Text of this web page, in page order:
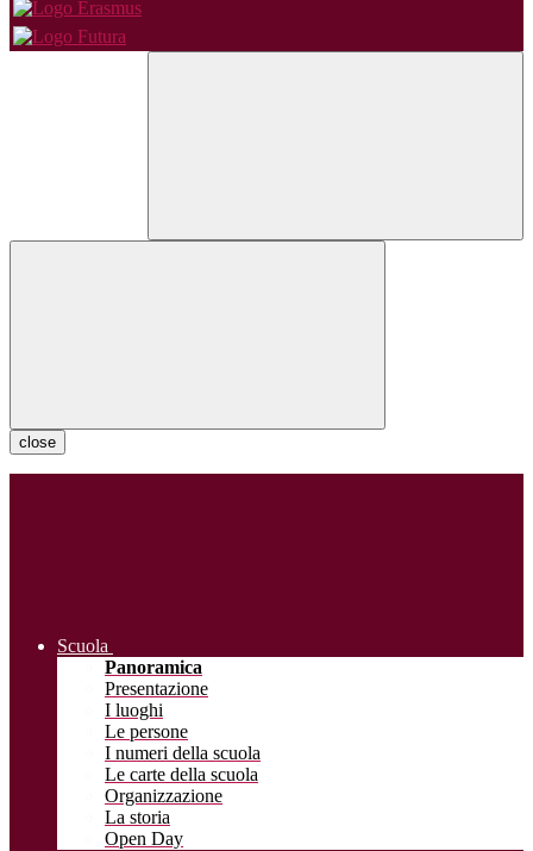
close
Scuola
Panoramica
Presentazione
I luoghi
Le persone
I numeri della scuola
Le carte della scuola
Organizzazione
La storia
Open Day